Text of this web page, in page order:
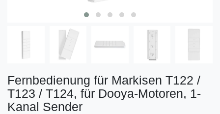
Fernbedienung für Markisen T122 /
T123 / T124, für Dooya-Motoren, 1-
Kanal Sender